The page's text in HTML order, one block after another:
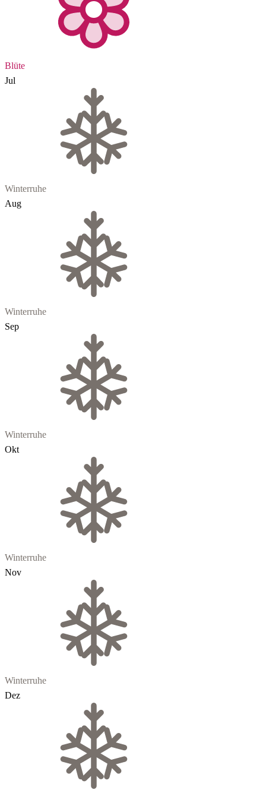
Blüte
Jul
Winterruhe
Aug
Winterruhe
Sep
Winterruhe
Okt
Winterruhe
Nov
Winterruhe
Dez